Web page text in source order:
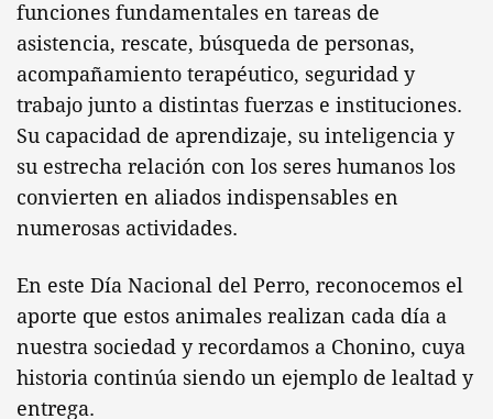
funciones fundamentales en tareas de
asistencia, rescate, búsqueda de personas,
acompañamiento terapéutico, seguridad y
trabajo junto a distintas fuerzas e instituciones.
Su capacidad de aprendizaje, su inteligencia y
su estrecha relación con los seres humanos los
convierten en aliados indispensables en
numerosas actividades.
En este Día Nacional del Perro, reconocemos el
aporte que estos animales realizan cada día a
nuestra sociedad y recordamos a Chonino, cuya
historia continúa siendo un ejemplo de lealtad y
entrega.